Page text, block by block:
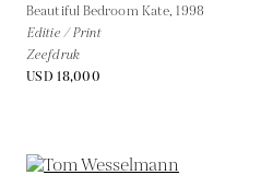
Beautiful Bedroom Kate,1998
Editie / Print
Zeefdruk
USD 18,000